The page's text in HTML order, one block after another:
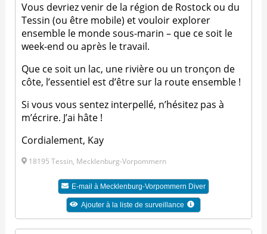
Vous devriez venir de la région de Rostock ou du
Tessin (ou être mobile) et vouloir explorer
ensemble le monde sous-marin – que ce soit le
week-end ou après le travail.
Que ce soit un lac, une rivière ou un tronçon de
côte, l’essentiel est d’être sur la route ensemble !
Si vous vous sentez interpellé, n’hésitez pas à
m’écrire. J’ai hâte !
Cordialement, Kay
18195 Tessin, Mecklenburg-Vorpommern
E-mail à Mecklenburg-Vorpommern Diver
Ajouter à la liste de surveillance